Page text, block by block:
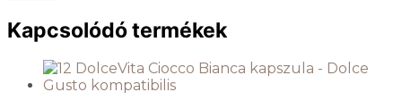
Kapcsolódó termékek